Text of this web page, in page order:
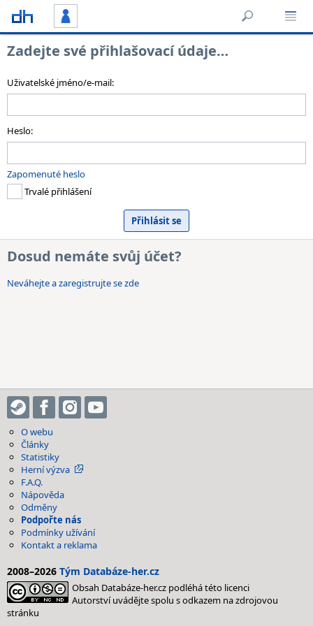
Zadejte své přihlašovací údaje…
Uživatelské jméno/e-mail:
Heslo:
Zapomenuté heslo
Trvalé přihlášení
Dosud nemáte svůj účet?
Neváhejte a zaregistrujte se zde
O webu
Články
Statistiky
Herní výzva
F.A.Q.
Nápověda
Odměny
Podpořte nás
Podmínky užívání
Kontakt a reklama
2008–2026 Tým Databáze-her.cz
Obsah Databáze-her.cz podléhá této licenci
Autorství uvádějte spolu s odkazem na zdrojovou
stránku